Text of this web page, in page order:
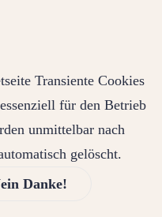
Transiente Cookies
für den Betrieb
unmittelbar nach
gelöscht.
Danke!